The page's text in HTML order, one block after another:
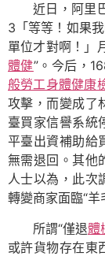
近日，阿里
3「等等！如果
單位才對啊！」
體健”。今后，
般勞工身體健康
攻擊，而變成了
臺買家信譽系統
平臺出資補助給
無需退回。其他
人士以為，此次
轉變商家面臨“羊
所謂“僅退體
或許貨物存在東